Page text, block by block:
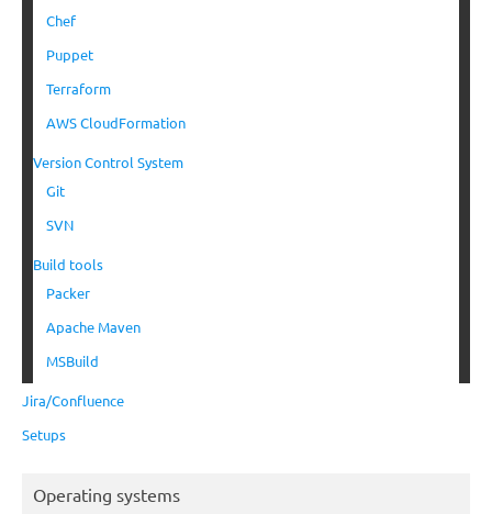
Chef
Puppet
Terraform
AWS CloudFormation
Version Control System
Git
SVN
Build tools
Packer
Apache Maven
MSBuild
Jira/Confluence
Setups
Operating systems